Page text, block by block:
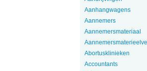
Aanhangwagens
Aannemers
Aannemersmateriaal
Abortusklinieken
Accountants